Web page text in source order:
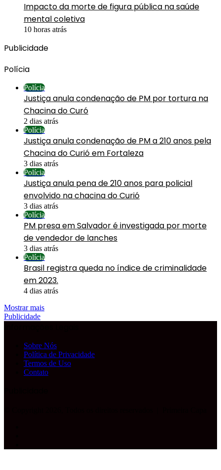
Impacto da morte de figura pública na saúde
mental coletiva
10 horas atrás
Publicidade
Polícia
Polícia
Justiça anula condenação de PM por tortura na
Chacina do Curó
2 dias atrás
Polícia
Justiça anula condenação de PM a 210 anos pela
Chacina do Curió em Fortaleza
3 dias atrás
Polícia
Justiça anula pena de 210 anos para policial
envolvido na chacina do Curió
3 dias atrás
Polícia
PM presa em Salvador é investigada por morte
de vendedor de lanches
3 dias atrás
Polícia
Brasil registra queda no índice de criminalidade
em 2023.
4 dias atrás
Mostrar mais
Publicidade
Sobre Nós
Política de Privacidade
Termos de Uso
Contato